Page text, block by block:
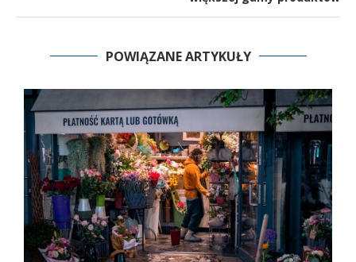
POWIĄZANE ARTYKUŁY